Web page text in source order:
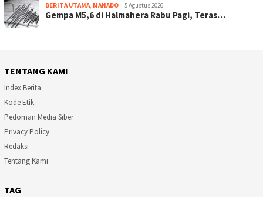
BERITA UTAMA MANADO 5 Agustus 2026
Gempa M5,6 di Halmahera Rabu Pagi, Teras…
TENTANG KAMI
Index Berita
Kode Etik
Pedoman Media Siber
Privacy Policy
Redaksi
Tentang Kami
TAG